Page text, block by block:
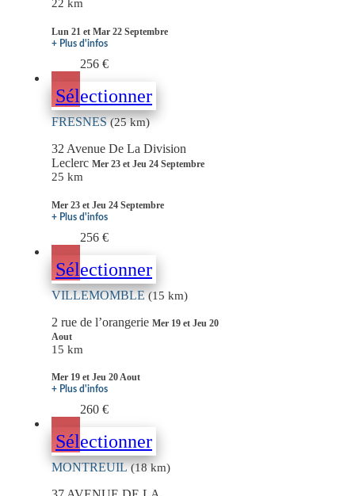
22 km
Lun 21 et Mar 22 Septembre
+ Plus d'infos
256 €
Sélectionner
FRESNES(25 km)
32 Avenue De La Division
Leclerc Mer 23 et Jeu 24 Septembre
25 km
Mer 23 et Jeu 24 Septembre
+ Plus d'infos
256 €
Sélectionner
VILLEMOMBLE(15 km)
2 rue de l’orangerie Mer 19 et Jeu 20
Aout
15 km
Mer 19 et Jeu 20 Aout
+ Plus d'infos
260 €
Sélectionner
MONTREUIL(18 km)